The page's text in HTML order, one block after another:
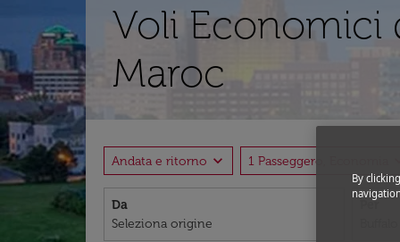
Voli Economici
Maroc
Andata e ritorno expand_more 1 Passeggero, Economia
Da Per
By